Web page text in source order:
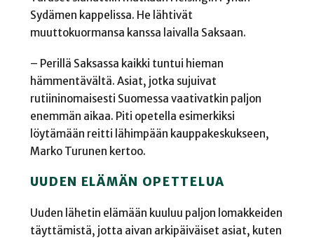
Sydämen kappelissa. He lähtivät
muuttokuormansa kanssa laivalla Saksaan.
– Perillä Saksassa kaikki tuntui hieman
hämmentävältä. Asiat, jotka sujuivat
rutiininomaisesti Suomessa vaativatkin paljon
enemmän aikaa. Piti opetella esimerkiksi
löytämään reitti lähimpään kauppakeskukseen,
Marko Turunen kertoo.
UUDEN ELÄMÄN OPETTELUA
Uuden lähetin elämään kuuluu paljon lomakkeiden
täyttämistä, jotta aivan arkipäiväiset asiat, kuten